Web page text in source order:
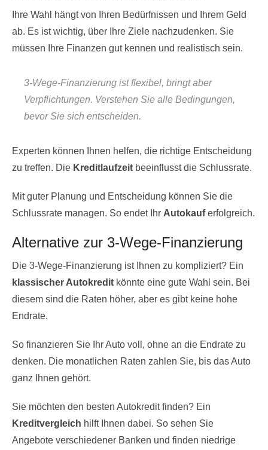
Ihre Wahl hängt von Ihren Bedürfnissen und Ihrem Geld
ab. Es ist wichtig, über Ihre Ziele nachzudenken. Sie
müssen Ihre Finanzen gut kennen und realistisch sein.
3-Wege-Finanzierung ist flexibel, bringt aber
Verpflichtungen. Verstehen Sie alle Bedingungen,
bevor Sie sich entscheiden.
Experten können Ihnen helfen, die richtige Entscheidung
zu treffen. Die Kreditlaufzeit beeinflusst die Schlussrate.
Mit guter Planung und Entscheidung können Sie die
Schlussrate managen. So endet Ihr Autokauferfolgreich.
Alternative zur 3-Wege-Finanzierung
Die 3-Wege-Finanzierung ist Ihnen zu kompliziert? Ein
klassischer Autokredit könnte eine gute Wahl sein. Bei
diesem sind die Raten höher, aber es gibt keine hohe
Endrate.
So finanzieren Sie Ihr Auto voll, ohne an die Endrate zu
denken. Die monatlichen Raten zahlen Sie, bis das Auto
ganz Ihnen gehört.
Sie möchten den besten Autokredit finden? Ein
Kreditvergleich hilft Ihnen dabei. So sehen Sie
Angebote verschiedener Banken und finden niedrige